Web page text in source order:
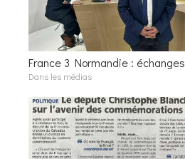
France 3 Normandie :
Dans les médias